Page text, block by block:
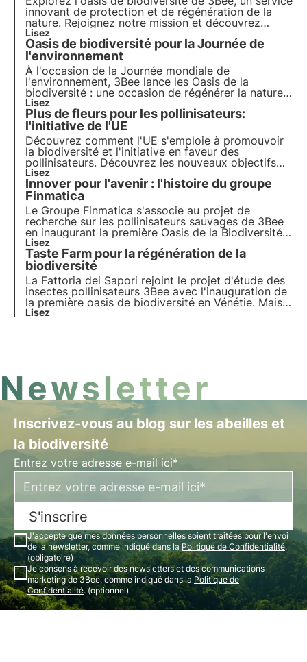
innovant de protection et de régénération de la
nature. Rejoignez notre mission et découvrez
comment la technologie et le
durablese rencontrent pour créer un avenir plus
vert pour les entreprises et la planète.
Lisez
Oasis de biodiversité pour la Journée de
l'environnement
À l'occasion de la Journée mondiale de
l'environnement, 3Bee lance les Oasis de la
biodiversité : une occasion de régénérer la nature
et de préserver les pollinisateurs
et découvrez comment notre mission allie
technologie de pointe
environnemental.
Lisez
Plus de fleurs pour les pollinisateurs:
l'initiative de l'UE
Découvrez comment l'UE s'emploie à promouvoir
la biodiversité et l'initiative en faveur des
pollinisateurs. Découvrez les nouveaux objectifs
pour 2030 et le rôle de 3Bee dans la protection
des pollinisateurs dans le cadre du projet "Oasis de
biodiversité".
Lisez
Innover pour l'avenir : l'histoire du groupe
Finmatica
Le Groupe Finmatica s'associe au projet de
recherche sur les pollinisateurs sauvages de 3Bee
en inaugurant la première Oasis de la Biodiversité :
un signe tangible de responsabilité
environnementale. L'interview de Domenico
Gualtieri, président du conseil d'administration de
Finmatica.
Lisez
Taste Farm pour la régénération de la
biodiversité
La Fattoria dei Sapori rejoint le projet d'étude des
insectes pollinisateurs 3Bee avec l'inauguration de
la première oasis de biodiversité en Vénétie. Mais
en quoi consiste ce projet ? Giampiero Lippolis,
Lisez
Newsletter
Inscrivez-vous au blog sur les abeilles et
la biodiversité
Entrez votre adresse e-mail ici*
S'inscrire
J'accepte que mes données personnelles soient traitées pour l'envoi
de la newsletter, comme indiqué dans la Politique de Confidentialité.
(obligatoire)
Je consens à recevoir des newsletters et des communications
marketing de 3Bee, comme indiqué dans la Politique de
Confidentialité. (optionnel)